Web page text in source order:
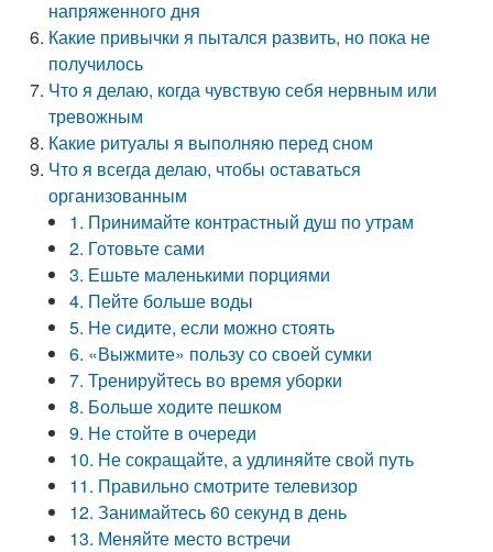
напряженного дня
Какие привычки я пытался развить, но пока не
получилось
Что я делаю, когда чувствую себя нервным или
тревожным
Какие ритуалы я выполняю перед сном
Что я всегда делаю, чтобы оставаться
организованным
1. Принимайте контрастный душ по утрам
2. Готовьте сами
3. Ешьте маленькими порциями
4. Пейте больше воды
5. Не сидите, если можно стоять
6. «Выжмите» пользу со своей сумки
7. Тренируйтесь во время уборки
8. Больше ходите пешком
9. Не стойте в очереди
10. Не сокращайте, а удлиняйте свой путь
11. Правильно смотрите телевизор
12. Занимайтесь 60 секунд в день
13. Меняйте место встречи